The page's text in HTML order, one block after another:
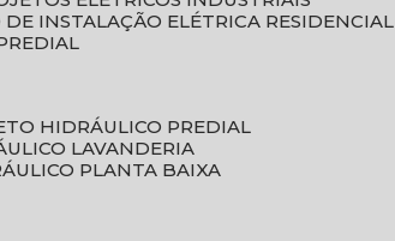
DE INSTALAÇÃO ELÉTRICA RESIDENCIAL
HIDRÁULICO PREDIAL
LAVANDERIA
PLANTA BAIXA